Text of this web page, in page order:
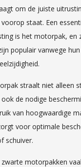
om de juiste
staat. Een
is het motorpak, en
populair vanwege
straalt niet alleen
de nodige
van hoogwaardige
voor optimale
schuiver.
motorpakken